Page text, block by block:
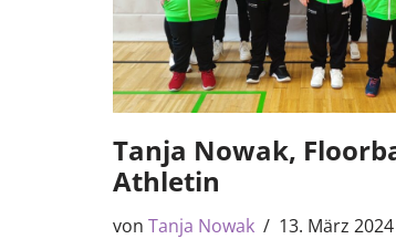
Tanja Nowak,
Athletin
von Tanja Nowak 13. März 2024